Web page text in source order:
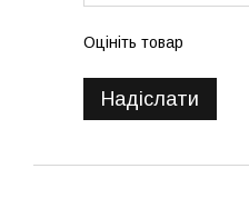
Оцініть товар
Надіслати